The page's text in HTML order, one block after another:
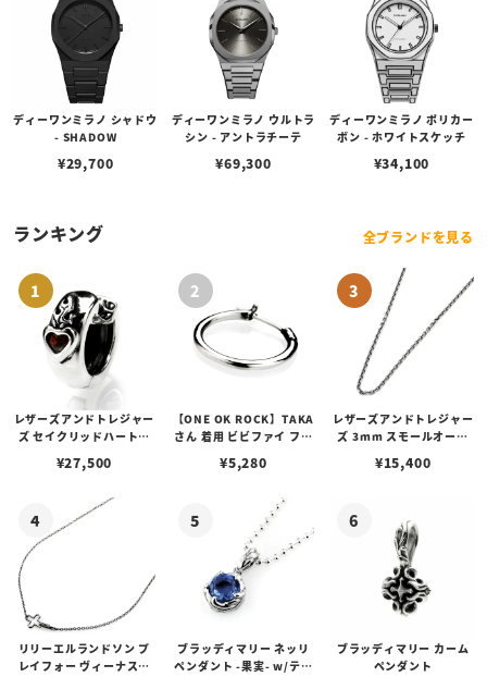
ディーワンミラノ シャドウ
- SHADOW
¥29,700
ディーワンミラノ ウルトラ
シン - アントラチーテ
¥69,300
ディーワンミラノ ポリカー
ボン - ホワイトスケッチ
¥34,100
ランキング 全ブランドを見る
レザーズアンドトレジャー
ズ セイクリッドハートピ
¥27,500
【ONE OK ROCK】TAKA
さん 着用 ビビファイ フー
¥5,280
レザーズアンドトレジャー
ズ 3mm スモールオーバ
ブスタークラスプ＆LTロ
¥15,400
リリーエルランドソン プ
レイフォー ヴィーナスチ
ブラッディマリー ネッリ
ペンダント -果実- w/ティ
ブラッディマリー カーム
ペンダント